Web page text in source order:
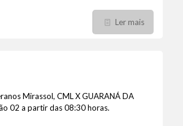
Ler mais
Mirassol, CML X GUARANÁ DA
02 a partir das 08:30 horas.